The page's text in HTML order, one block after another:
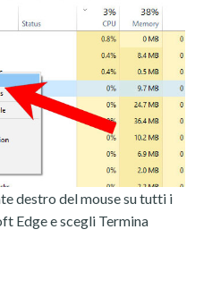
destro del mouse su tutti i
Edge e scegli Termina